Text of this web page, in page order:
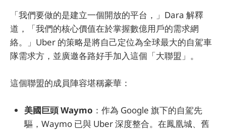
「我們要做的是建立一個開放的平台，」Dara 解釋
道，「我們的核心價值在於掌握數億用戶的需求網
絡。」Uber 的策略是將自己定位為全球最大的自駕車
隊需求方，並廣邀各路好手加入這個「大聯盟」。
這個聯盟的成員陣容堪稱豪華：
美國巨頭 Waymo ：作為 Google 旗下的自駕先
驅，Waymo 已與 Uber 深度整合。在鳳凰城、舊